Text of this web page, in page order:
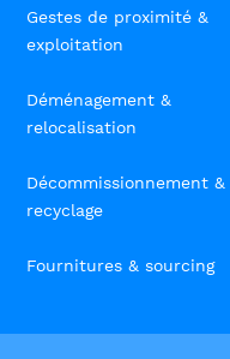
Gestes de proximité &
exploitation
Déménagement &
relocalisation
Décommissionnement &
recyclage
Fournitures & sourcing